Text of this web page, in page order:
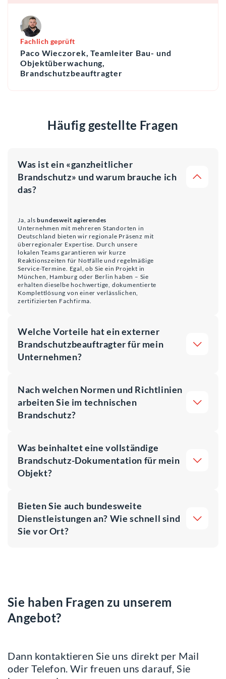
Fachlich geprüft
Paco Wieczorek, Teamleiter Bau- und
Objektüberwachung,
Brandschutzbeauftragter
Häufig gestellte Fragen
Was ist ein «ganzheitlicher
Brandschutz» und warum brauche ich
das?
Ja, alsbundesweit agierendes
Unternehmen mit mehreren Standorten in
Deutschland bieten wir regionale Präsenz mit
überregionaler Expertise. Durch unsere
lokalen Teams garantieren wir kurze
Reaktionszeiten für Notfälle und regelmäßige
Service-Termine. Egal, ob Sie ein Projekt in
München, Hamburg oder Berlin haben – Sie
erhalten dieselbe hochwertige, dokumentierte
Komplettlösung von einer verlässlichen,
zertifizierten Fachfirma.
Welche Vorteile hat ein externer
Brandschutzbeauftragter für mein
Unternehmen?
Nach welchen Normen und Richtlinien
arbeiten Sie im technischen
Brandschutz?
Was beinhaltet eine vollständige
Brandschutz-Dokumentation für mein
Objekt?
Bieten Sie auch bundesweite
Dienstleistungen an? Wie schnell sind
Sie vor Ort?
Sie haben Fragen zu unserem
Angebot?
Dann kontaktieren Sie uns direkt per Mail
oder Telefon. Wir freuen uns darauf, Sie